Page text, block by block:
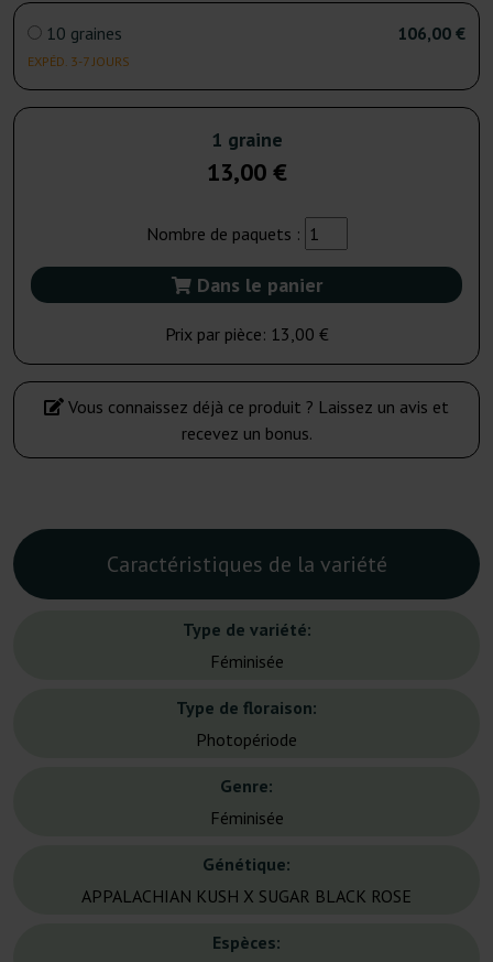
10 graines
EXPÉD. 3-7 JOURS
106,00 €
1 graine
13,00 €
Nombre de paquets :
Dans le panier
Prix par pièce: 13,00 €
Vous connaissez déjà ce produit ? Laissez un avis et
recevez un bonus.
Caractéristiques de la variété
Type de variété:
Féminisée
Type de floraison:
Photopériode
Genre:
Féminisée
Génétique:
APPALACHIAN KUSH X SUGAR BLACK ROSE
Espèces: